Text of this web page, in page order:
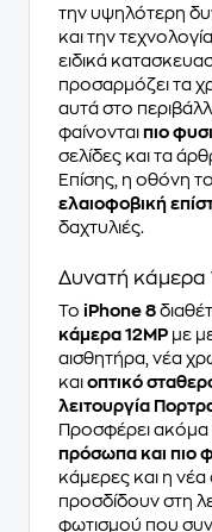
την υψηλότερη
και την τεχνολογία
ειδικά
προσαρμόζει τα
αυτά στο
φαίνονται πιο
σελίδες και τα
Επίσης, η οθόνη
ελαιοφοβική
δαχτυλιές.
Δυνατή κάμερα
Το iPhone 8
κάμερα 12MP με
αισθητήρα, νέα
και οπτικό
λειτουργία
Προσφέρει ακόμα
πρόσωπα και πιο
κάμερες και η
προσδίδουν στη
φωτισμού που